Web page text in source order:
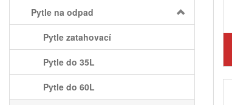
Pytle na odpad
Pytle zatahovací
Pytle do 35L
Pytle do 60L